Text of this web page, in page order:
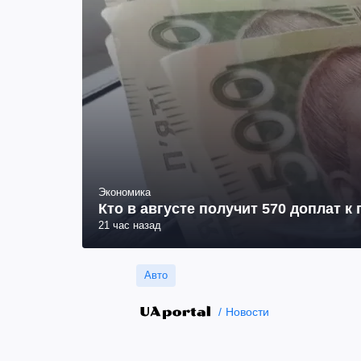
Экономика
Кто в августе получит 570 доплат к
21 час назад
Авто
Новости